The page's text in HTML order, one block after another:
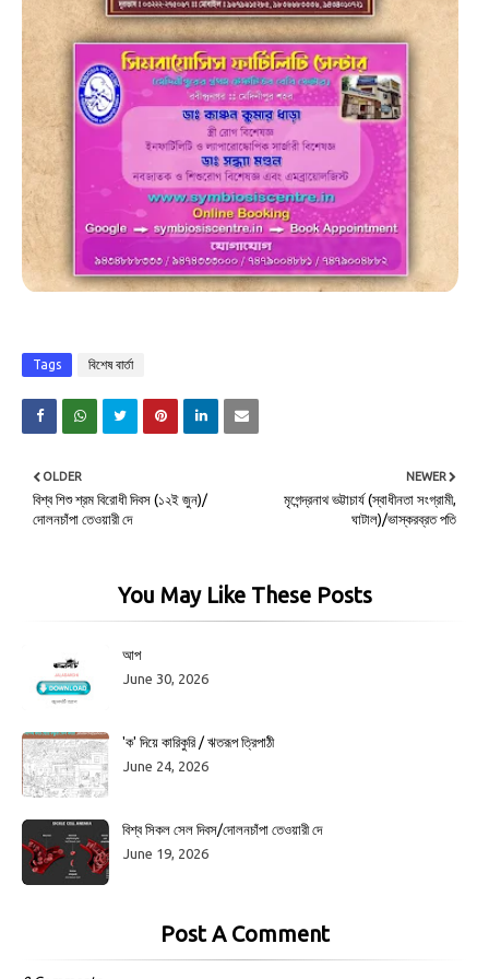
Tags বিশেষ বার্তা
NEWER
মৃগেন্দ্রনাথ ভট্টাচার্য (স্বাধীনতা সংগ্রামী,
ঘাটাল)/ভাস্করব্রত পতি
OLDER
বিশ্ব শিশু শ্রম বিরোধী দিবস (১২ই জুন)/
দোলনচাঁপা তেওয়ারী দে
You May Like These Posts
আপ
June 30, 2026
'ক' দিয়ে কারিকুরি / ঋতরূপ ত্রিপাঠী
June 24, 2026
বিশ্ব সিকল সেল দিবস/দোলনচাঁপা তেওয়ারী দে
June 19, 2026
Post A Comment